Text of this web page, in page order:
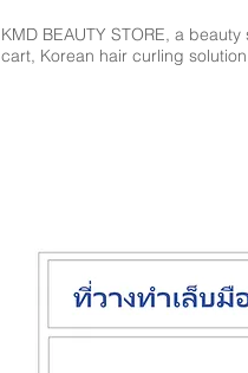
KMD BEAUTY STORE, a
cart, Korean hair curling solution